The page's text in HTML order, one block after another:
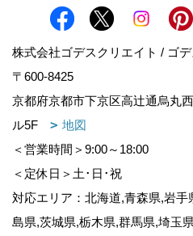
株式会社ゴデスクリエイト / ゴ
〒600-8425
京都府京都市下京区高辻通烏丸
ル5F
地図
＜営業時間＞9:00～18:00
＜定休日＞土･日･祝
対応エリア：北海道,青森県,岩
島県,茨城県,栃木県,群馬県,埼玉